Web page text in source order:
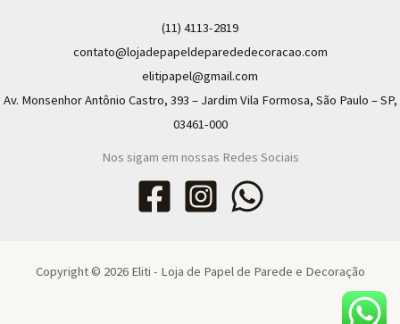
(11) 4113-2819
contato@lojadepapeldeparededecoracao.com
elitipapel@gmail.com​
Av. Monsenhor Antônio Castro, 393 – Jardim Vila Formosa, São Paulo – SP,
03461-000
Nos sigam em nossas Redes Sociais
Copyright © 2026 Eliti - Loja de Papel de Parede e Decoração